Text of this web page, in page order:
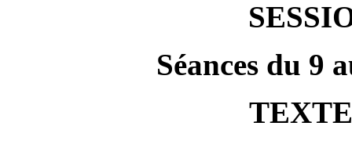
Séances du 9